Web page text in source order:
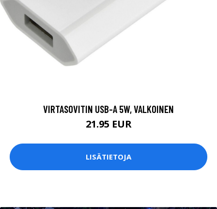
VIRTASOVITIN USB-A 5W, VALKOINEN
21.95 EUR
LISÄTIETOJA